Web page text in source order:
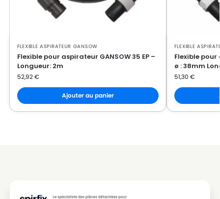
FLEXIBLE ASPIRATEUR GANSOW
Flexible pour aspirateur GANSOW 35 EP –
Longueur: 2m
52,92€
Ajouter au panier
FLEXIBLE
Flexible pour
ø : 38mm
51,30 €